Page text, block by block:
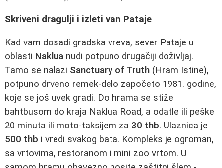
Skriveni dragulji i izleti van Pataje
Kad vam dosadi gradska vreva, sever Pataje u
oblasti Naklua nudi potpuno drugačiji doživljaj.
Tamo se nalazi Sanctuary of Truth (Hram Istine),
potpuno drveno remek-delo započeto 1981. godine,
koje se još uvek gradi. Do hrama se stiže
bahtbusom do kraja Naklua Road, a odatle ili peške
20 minuta ili moto-taksijem za 30 thb. Ulaznica je
500 thb i vredi svakog bata. Kompleks je ogroman,
sa vrtovima, restoranom i mini zoo vrtom. U